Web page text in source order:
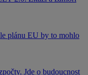
plánu EU by to mohlo
Jde o budoucnost